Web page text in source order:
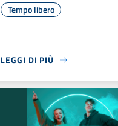
Tempo libero
LEGGI DI PIÙ